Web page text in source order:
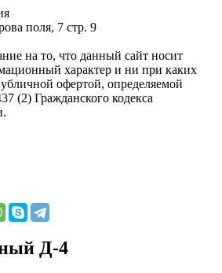
поля, 7 стр. 9
на то, что данный сайт носит
характер и ни при каких
офертой, определяемой
(2) Гражданского кодекса
Д-4